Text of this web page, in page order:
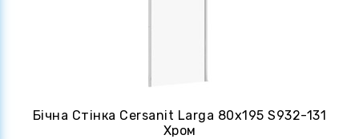
Бічна Стінка Cersanit Larga 80х195 S932-131
Хром